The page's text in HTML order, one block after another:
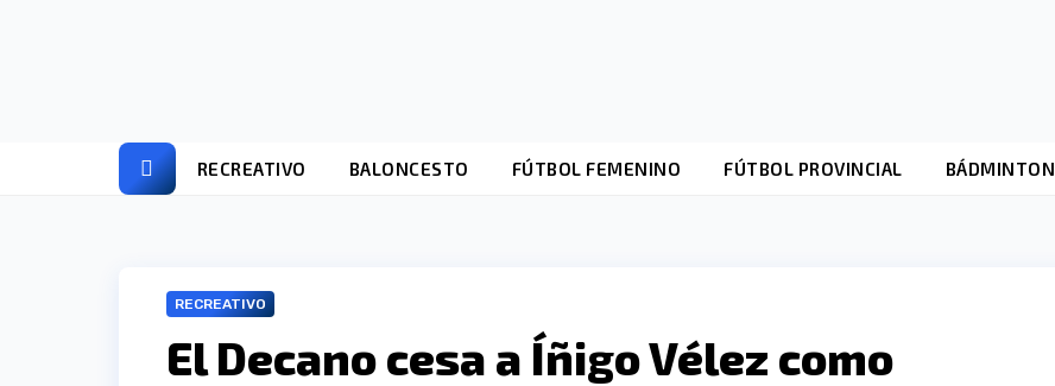
RECREATIVO BALONCESTO FÚTBOL FEMENINO FÚTBOL PROVINCIAL BÁDMINTON
RECREATIVO
El Decano cesa a Íñigo Vélez como